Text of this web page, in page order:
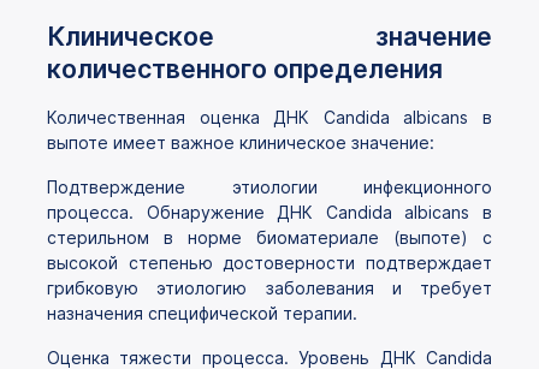
Клиническое значение
количественного определения
Количественная оценка ДНК Candida albicans в
выпоте имеет важное клиническое значение:
Подтверждение этиологии инфекционного
процесса. Обнаружение ДНК Candida albicans в
стерильном в норме биоматериале (выпоте) с
высокой степенью достоверности подтверждает
грибковую этиологию заболевания и требует
назначения специфической терапии.
Оценка тяжести процесса. Уровень ДНК Candida